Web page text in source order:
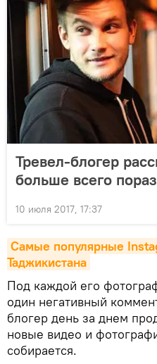
Тревел-блогер
больше всего
10 июля 2017, 17:37
Самые популярные
Таджикистана
Под каждой его
один негативный
блогер день за днем
новые видео и
собирается.